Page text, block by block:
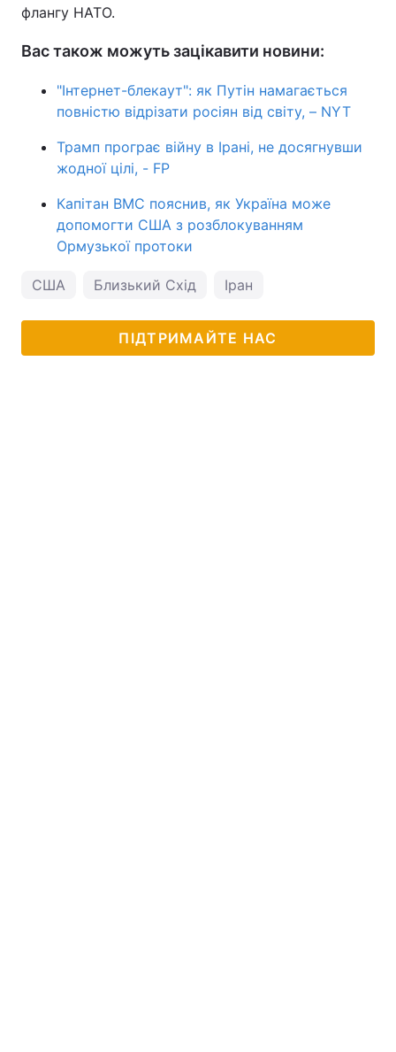
флангу НАТО.
Вас також можуть зацікавити новини:
"Інтернет-блекаут": як Путін намагається
повністю відрізати росіян від світу, – NYT
Трамп програє війну в Ірані, не досягнувши
жодної цілі, - FP
Капітан ВМС пояснив, як Україна може
допомогти США з розблокуванням
Ормузької протоки
США Близький Схід Іран
ПІДТРИМАЙТЕ НАС